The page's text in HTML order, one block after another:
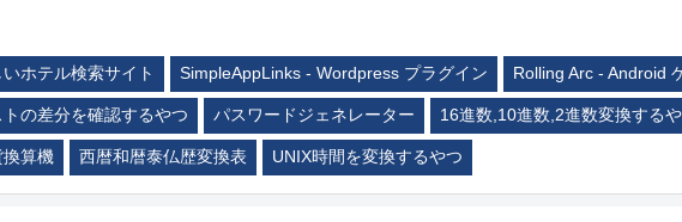
ホテル検索サイト SimpleAppLinks - Wordpress プラグイン Rolling Arc - Android
トの差分を確認するやつ パスワードジェネレーター 16進数,10進数,2進数変換する
換算機 西暦和暦泰仏歴変換表 UNIX時間を変換するやつ